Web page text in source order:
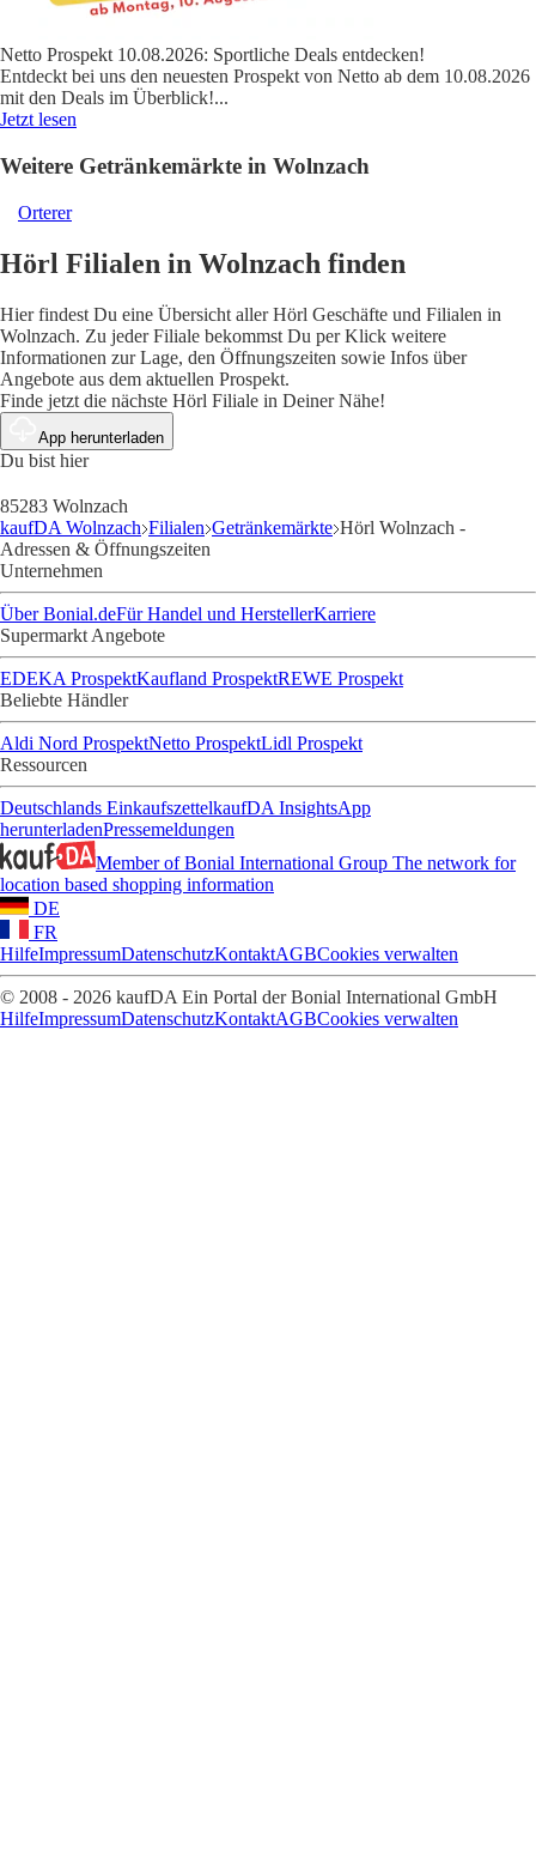
Netto Prospekt 10.08.2026: Sportliche Deals entdecken!
Entdeckt bei uns den neuesten Prospekt von Netto ab dem 10.08.2026
mit den Deals im Überblick!...
Jetzt lesen
Weitere Getränkemärkte in Wolnzach
Orterer
Hörl Filialen in Wolnzach finden
Hier findest Du eine Übersicht aller Hörl Geschäfte und Filialen in
Wolnzach. Zu jeder Filiale bekommst Du per Klick weitere
Informationen zur Lage, den Öffnungszeiten sowie Infos über
Angebote aus dem aktuellen Prospekt.
Finde jetzt die nächste Hörl Filiale in Deiner Nähe!
App herunterladen
Du bist hier
85283 Wolnzach
kaufDA Wolnzach Filialen Getränkemärkte Hörl Wolnzach -
Adressen & Öffnungszeiten
Unternehmen
Über Bonial.deFür Handel und HerstellerKarriere
Supermarkt Angebote
EDEKA ProspektKaufland ProspektREWE Prospekt
Beliebte Händler
Aldi Nord ProspektNetto ProspektLidl Prospekt
Ressourcen
Deutschlands EinkaufszettelkaufDA InsightsApp
herunterladenPressemeldungen
Member of Bonial International Group The network for
location based shopping information
DE
FR
HilfeImpressumDatenschutzKontaktAGBCookies verwalten
© 2008 - 2026 kaufDA Ein Portal der Bonial International GmbH
HilfeImpressumDatenschutzKontaktAGBCookies verwalten